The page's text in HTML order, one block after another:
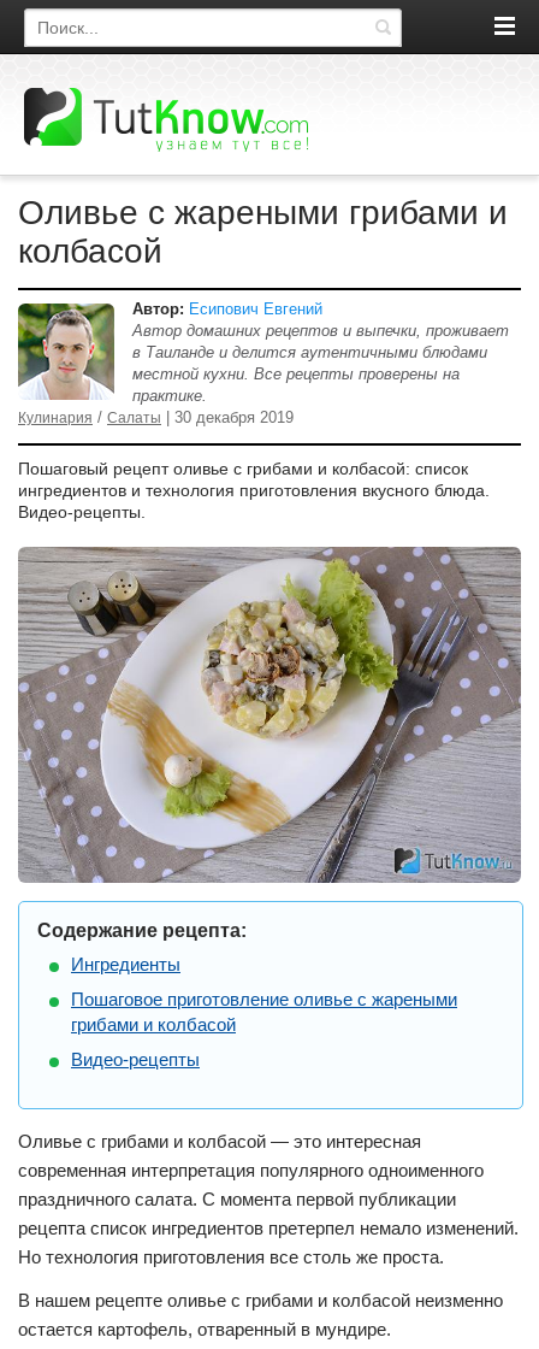
Поиск по сайту
Оливье с жареными грибами и
колбасой
Автор: Есипович Евгений
Автор домашних рецептов и выпечки, проживает
в Таиланде и делится аутентичными блюдами
местной кухни. Все рецепты проверены на
практике.
Кулинария / Салаты | 30 декабря 2019
Пошаговый рецепт оливье с грибами и колбасой: список
ингредиентов и технология приготовления вкусного блюда.
Видео-рецепты.
Содержание рецепта:
Ингредиенты
Пошаговое приготовление оливье с жареными
грибами и колбасой
Видео-рецепты
Оливье с грибами и колбасой — это интересная
современная интерпретация популярного одноименного
праздничного салата. С момента первой публикации
рецепта список ингредиентов претерпел немало изменений.
Но технология приготовления все столь же проста.
В нашем рецепте оливье с грибами и колбасой неизменно
остается картофель, отваренный в мундире.